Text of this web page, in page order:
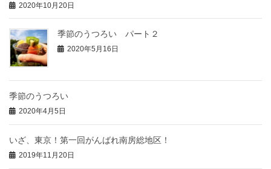
2020年10月20日
季節のうつろい パート２
2020年5月16日
季節のうつろい
2020年4月5日
いざ、東京！第一回がんばれ南房総地区！
2019年11月20日